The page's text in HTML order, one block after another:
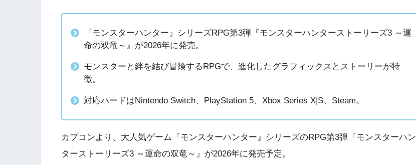
『モンスターハンター』シリーズRPG第3弾『モンスターハンターストーリーズ3 ～運
命の双竜～』が2026年に発売。
モンスターと絆を結び冒険するRPGで、進化したグラフィックスとストーリーが特
徴。
対応ハードはNintendo Switch、PlayStation 5、Xbox Series X|S、Steam。
カプコンより、大人気ゲーム『モンスターハンター』シリーズのRPG第3弾『モンスターハン
ターストーリーズ3 ～運命の双竜～』が2026年に発売予定。